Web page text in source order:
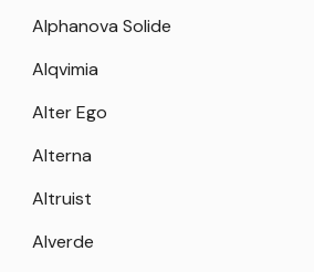
Alphanova Solide
Alqvimia
Alter Ego
Alterna
Altruist
Alverde